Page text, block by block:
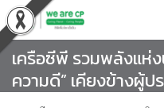
Skip
to
content
เครือซีพี รวมพลังแห่ง
ความดี” เคียงข้างผู้